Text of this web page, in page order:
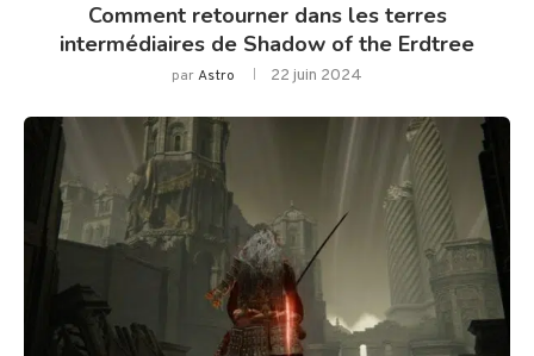
Comment retourner dans les terres
intermédiaires de Shadow of the Erdtree
parAstro 22 juin 2024